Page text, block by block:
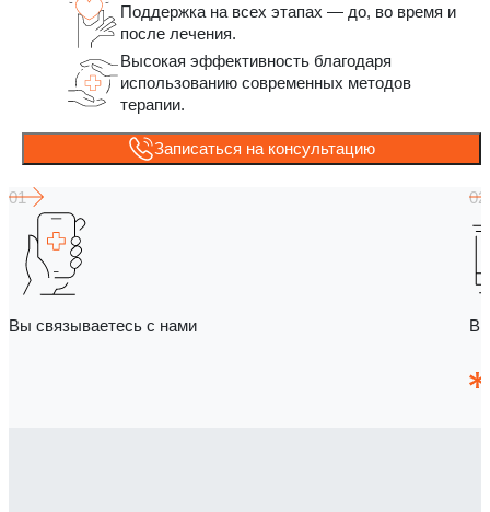
Поддержка на всех этапах — до, во время и
после лечения.
Высокая эффективность благодаря
использованию современных методов
терапии.
Записаться на консультацию
Вы связываетесь с нами